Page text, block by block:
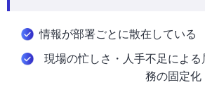
現場の忙しさ・人手不足によ
務の固定化
情報が部署ごとに散在している